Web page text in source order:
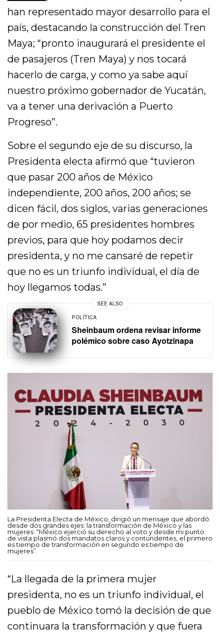
han representado mayor desarrollo para el
país, destacando la construcción del Tren
Maya; “pronto inaugurará el presidente el
de pasajeros (Tren Maya) y nos tocará
hacerlo de carga, y como ya sabe aquí
nuestro próximo gobernador de Yucatán,
va a tener una derivación a Puerto
Progreso”.
Sobre el segundo eje de su discurso, la
Presidenta electa afirmó que “tuvieron
que pasar 200 años de México
independiente, 200 años, 200 años; se
dicen fácil, dos siglos, varias generaciones
de por medio, 65 presidentes hombres
previos, para que hoy podamos decir
presidenta, y no me cansaré de repetir
que no es un triunfo individual, el día de
hoy llegamos todas.”
SEE ALSO
POLÍTICA
Sheinbaum ordena revisar informe
polémico sobre caso Ayotzinapa
La Presidenta Electa de México, dirigió un mensaje que abordó
desde dos grandes ejes: la transformación de México y las
mujeres. “México ejerció su derecho al voto y desde mi punto
de vista plasmó dos mandatos claros y contundentes, el primero
es tiempo de transformación en segundo es tiempo de
mujeres”.
“La llegada de la primera mujer
presidenta, no es un triunfo individual, el
pueblo de México tomó la decisión de que
continuara la transformación y que fuera